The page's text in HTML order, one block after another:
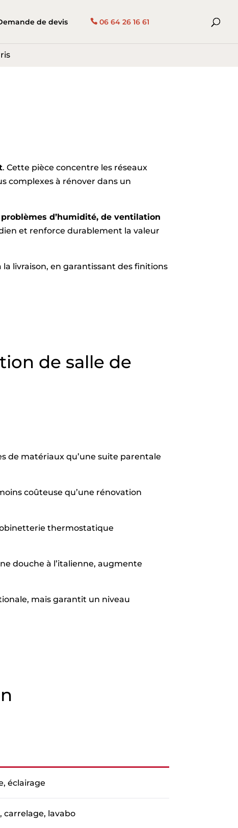
de devis 06 64 26 16 61
. Cette pièce concentre les réseaux
complexes à rénover dans un
problèmes d’humidité, de ventilation
et renforce durablement la valeur
livraison, en garantissant des finitions
de salle de
de matériaux qu’une suite parentale
coûteuse qu’une rénovation
thermostatique
douche à l’italienne, augmente
mais garantit un niveau
éclairage
carrelage, lavabo